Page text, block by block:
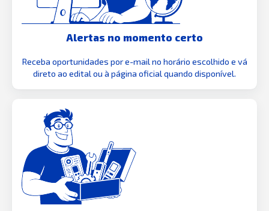
Alertas no momento certo
Receba oportunidades por e-mail no horário escolhido e vá
direto ao edital ou à página oficial quando disponível.